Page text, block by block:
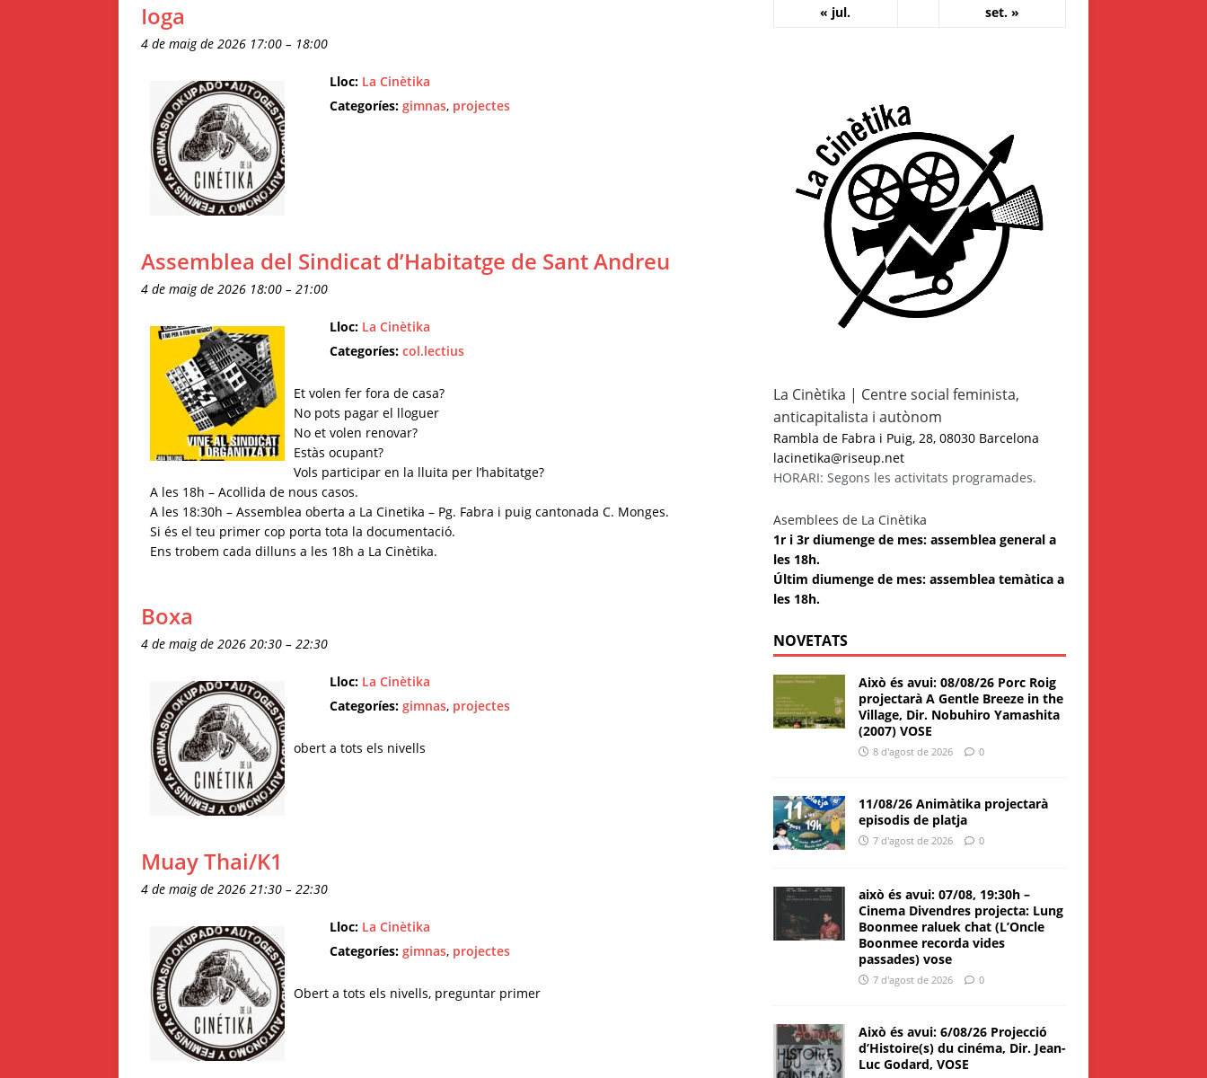
Ioga
4 de maig de 2026 17:00 – 18:00
Lloc: La Cinètika
Categoríes: gimnas, projectes
Assemblea del Sindicat d’Habitatge de Sant Andreu
4 de maig de 2026 18:00 – 21:00
Lloc: La Cinètika
Categoríes: col.lectius
Et volen fer fora de casa?
No pots pagar el lloguer
No et volen renovar?
Estàs ocupant?
Vols participar en la lluita per l’habitatge?
A les 18h – Acollida de nous casos.
A les 18:30h – Assemblea oberta a La Cinetika – Pg. Fabra i puig cantonada C. Monges.
Si és el teu primer cop porta tota la documentació.
Ens trobem cada dilluns a les 18h a La Cinètika.
Boxa
4 de maig de 2026 20:30 – 22:30
Lloc: La Cinètika
Categoríes: gimnas, projectes
obert a tots els nivells
Muay Thai/K1
4 de maig de 2026 21:30 – 22:30
Lloc: La Cinètika
Categoríes: gimnas, projectes
Obert a tots els nivells, preguntar primer
« jul.
set. »
La Cinètika | Centre social feminista,
anticapitalista i autònom
Rambla de Fabra i Puig, 28, 08030 Barcelona
lacinetika@riseup.net
HORARI: Segons les activitats programades.
Asemblees de La Cinètika
1r i 3r diumenge de mes: assemblea general a
les 18h.
Últim diumenge de mes: assemblea temàtica a
les 18h.
NOVETATS
Això és avui: 08/08/26 Porc Roig
projectarà A Gentle Breeze in the
Village, Dir. Nobuhiro Yamashita
(2007) VOSE
8 d'agost de 2026 0
11/08/26 Animàtika projectarà
episodis de platja
7 d'agost de 2026 0
això és avui: 07/08, 19:30h –
Cinema Divendres projecta: Lung
Boonmee raluek chat (L’Oncle
Boonmee recorda vides
passades) vose
7 d'agost de 2026 0
Això és avui: 6/08/26 Projecció
d’Histoire(s) du cinéma, Dir. Jean-
Luc Godard, VOSE